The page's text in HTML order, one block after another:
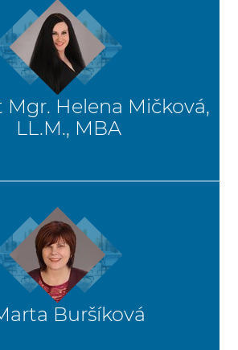
Mgr. Helena Mičková,
LL.M., MBA
Buršíková